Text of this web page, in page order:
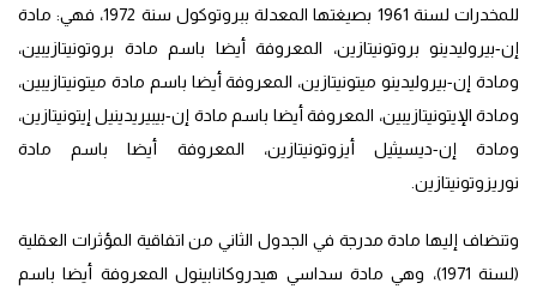
للمخدرات لسنة 1961 بصيغتها المعدلة ببروتوكول سنة 1972، فهي: مادة
إن-بيروليدينو بروتونيتازين، المعروفة أيضا باسم مادة بروتونيتازيبين،
ومادة إن-بيروليدينو ميتونيتازين، المعروفة أيضا باسم مادة ميتونيتازيبين،
ومادة الإيتونيتازيبين، المعروفة أيضا باسم مادة إن-بيبيريدينيل إيتونيتازين،
ومادة إن-ديسيثيل أيزوتونيتازين، المعروفة أيضا باسم مادة
نوريزوتونيتازين.
وتنضاف إليها مادة مدرجة في الجدول الثاني من اتفاقية المؤثرات العقلية
(لسنة 1971)، وهي مادة سداسي هيدروكانابينول المعروفة أيضا باسم